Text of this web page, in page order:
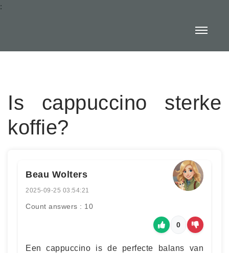
:
Is cappuccino sterke
koffie?
Beau Wolters
2025-09-25 03:54:21
Count answers : 10
0
Een cappuccino is de perfecte balans van